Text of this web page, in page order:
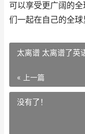
可以享受更广阔的
们一起在自己的全球
太离谱 太离谱了英
« 上一篇
没有了！